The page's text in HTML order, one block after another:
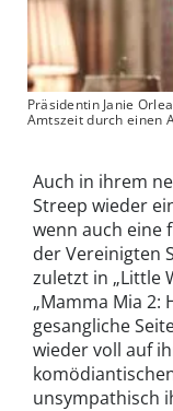
Präsidentin Janie
Amtszeit durch einen
Auch in ihrem
Streep wieder
wenn auch eine
der Vereinigten
zuletzt in „Little
„Mamma Mia 2:
gesangliche
wieder voll auf
unsympathisch